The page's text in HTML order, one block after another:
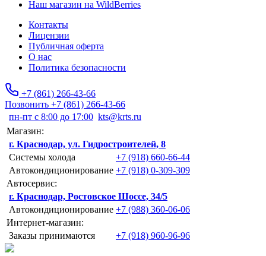
Наш магазин на WildBerries
Контакты
Лицензии
Публичная оферта
О нас
Политика безопасности
+7 (861) 266-43-66
Позвонить +7 (861) 266-43-66
пн-пт с 8:00 до 17:00 kts@krts.ru
Магазин:
г. Краснодар, ул. Гидростроителей, 8
Системы холода
+7 (918) 660-66-44
Автокондиционирование +7 (918) 0-309-309
Автосервис:
г. Краснодар, Ростовское Шоссе, 34/5
Автокондиционирование +7 (988) 360-06-06
Интернет-магазин:
Заказы принимаются
+7 (918) 960-96-96